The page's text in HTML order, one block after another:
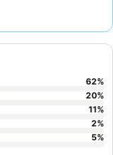
solicitar um
62%
20%
11%
2%
5%